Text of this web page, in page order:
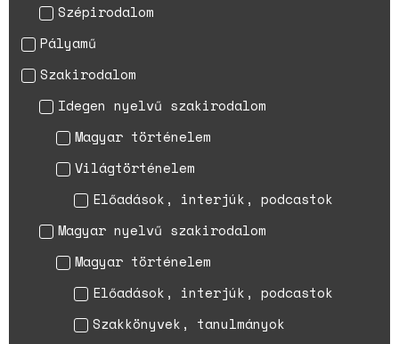
Szépirodalom
Pályamű
Szakirodalom
Idegen nyelvű szakirodalom
Magyar történelem
Világtörténelem
Előadások, interjúk, podcastok
Magyar nyelvű szakirodalom
Magyar történelem
Előadások, interjúk, podcastok
Szakkönyvek, tanulmányok